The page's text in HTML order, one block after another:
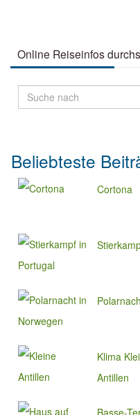
Online Reiseinfos
Beliebteste
Cortona
Klima
Antillen
Basse-